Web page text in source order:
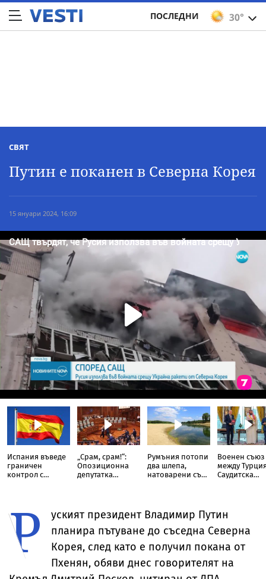
30°
ПОСЛЕДНИ
СВЯТ
Путин е поканен в Северна Корея
15 януари 2024, 16:09
Испания въведе
граничен
контрол с
„Срам, срам!“:
Опозиционна
депутатка
Румъния потопи
два шлепа,
натоварени със
Военен съюз
между
Саудитска
Р
уският президент Владимир Путин
планира пътуване до съседна Северна
Корея, след като е получил покана от
Пхенян, обяви днес говорителят на